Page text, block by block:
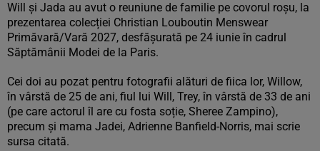
Will și Jada au avut o reuniune de familie pe covorul roșu, la
prezentarea colecției Christian Louboutin Menswear
Primăvară/Vară 2027, desfășurată pe 24 iunie în cadrul
Săptămânii Modei de la Paris.
Cei doi au pozat pentru fotografii alături de fiica lor, Willow,
în vârstă de 25 de ani, fiul lui Will, Trey, în vârstă de 33 de ani
(pe care actorul îl are cu fosta soție, Sheree Zampino),
precum și mama Jadei, Adrienne Banfield-Norris, mai scrie
sursa citată.